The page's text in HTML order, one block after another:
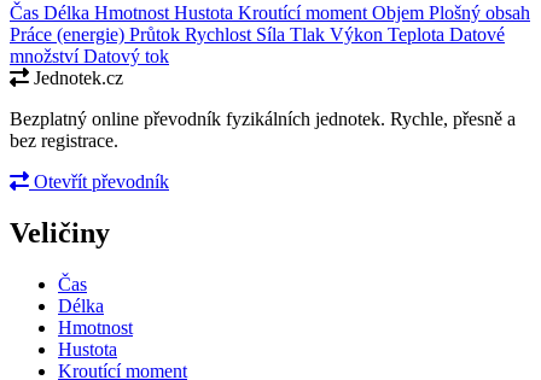
Čas Délka Hmotnost Hustota Kroutící moment Objem Plošný obsah
Práce (energie) Průtok Rychlost Síla Tlak Výkon Teplota Datové
množstvíDatový tok
Jednotek.cz
Bezplatný online převodník fyzikálních jednotek. Rychle, přesně a
bez registrace.
Otevřít převodník
Veličiny
Čas
Délka
Hmotnost
Hustota
Kroutící moment